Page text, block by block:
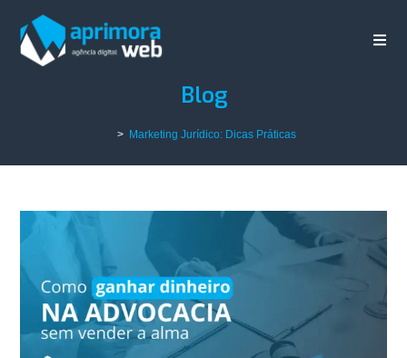
Blog
> Marketing Jurídico: Dicas Práticas